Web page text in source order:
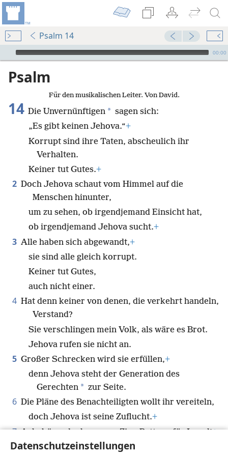
Datenschutzeinstellungen
Psalm 14
Audio Player
00:00
Psalm
Für den musikalischen Leiter. Von David.
14 Die Unvernünftigen * sagen sich:
„Es gibt keinen Jehova.“+
Korrupt sind ihre Taten, abscheulich ihr
Verhalten.
Keiner tut Gutes.+
2 Doch Jehova schaut vom Himmel auf die
Menschen hinunter,
um zu sehen, ob irgendjemand Einsicht hat,
ob irgendjemand Jehova sucht.+
3 Alle haben sich abgewandt,+
sie sind alle gleich korrupt.
Keiner tut Gutes,
auch nicht einer.
4 Hat denn keiner von denen, die verkehrt handeln,
Verstand?
Sie verschlingen mein Volk, als wäre es Brot.
Jehova rufen sie nicht an.
5 Großer Schrecken wird sie erfüllen,+
denn Jehova steht der Generation des
Gerechten * zur Seite.
6 Die Pläne des Benachteiligten wollt ihr vereiteln,
doch Jehova ist seine Zuflucht.+
7 Ach, käme doch nur aus Zion Rettung für Israel!+
Wenn Jehova sein Volk aus der